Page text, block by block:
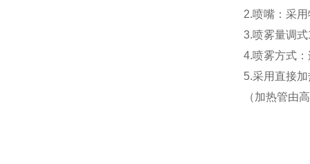
2.喷嘴：采
3.喷雾量调
4.喷雾方式
5.采用直接
（加热管由